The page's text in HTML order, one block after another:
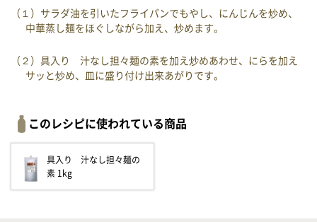
（１）サラダ油を引いたフライパンでもやし、にんじんを炒め、
中華蒸し麺をほぐしながら加え、炒めます。
（２）具入り 汁なし担々麺の素を加え炒めあわせ、にらを加え
サッと炒め、皿に盛り付け出来あがりです。
このレシピに使われている商品
具入り 汁なし担々麺の
素 1kg